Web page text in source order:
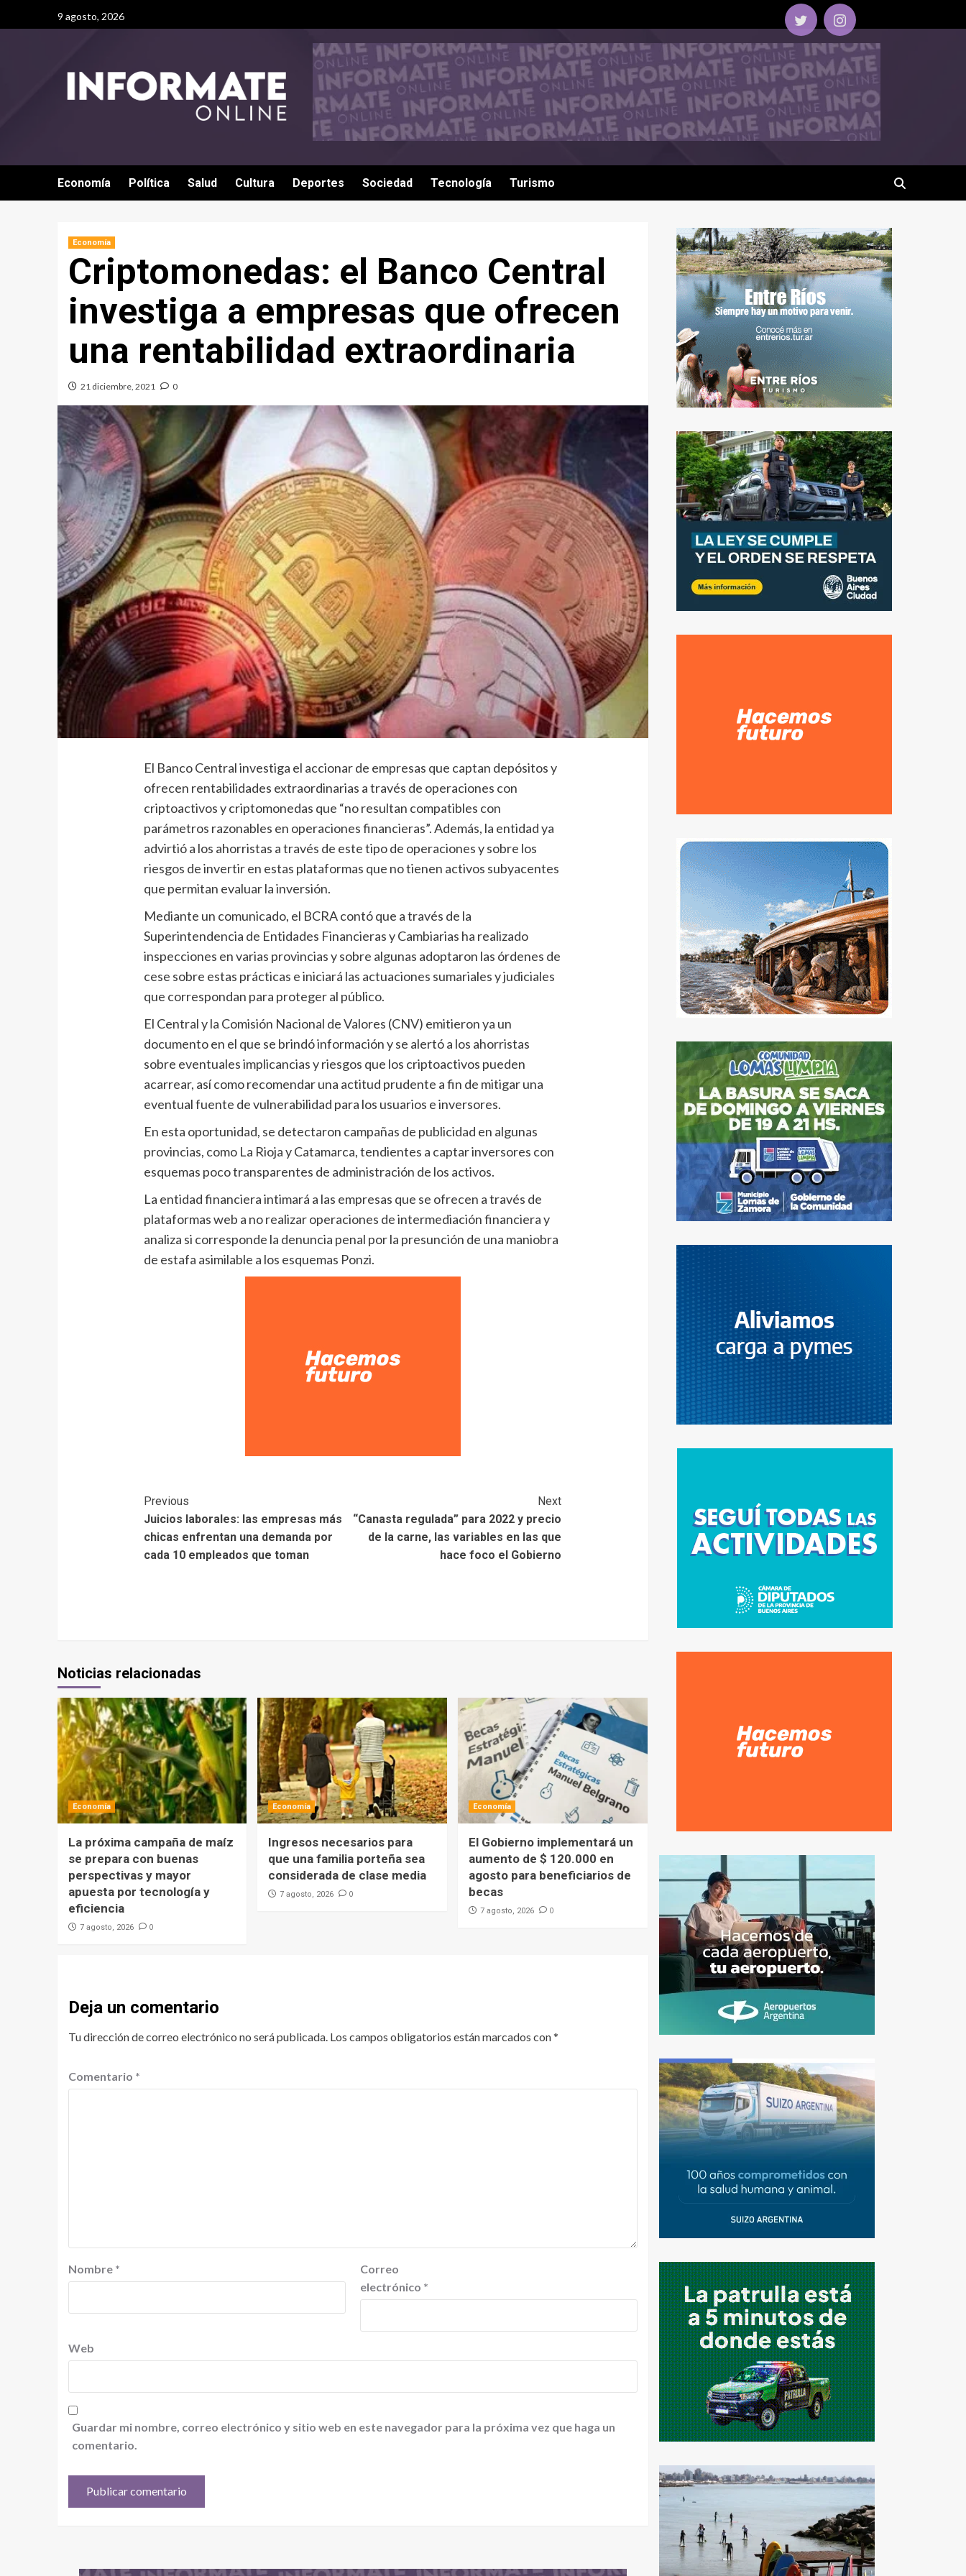
9 agosto, 2026
Economía Política Salud Cultura Deportes Sociedad Tecnología Turismo
Economía
Criptomonedas: el Banco Central
investiga a empresas que ofrecen
una rentabilidad extraordinaria
21 diciembre, 2021 0
El Banco Central investiga el accionar de empresas que captan depósitos y
ofrecen rentabilidades extraordinarias a través de operaciones con
criptoactivos y criptomonedas que “no resultan compatibles con
parámetros razonables en operaciones financieras”. Además, la entidad ya
advirtió a los ahorristas a través de este tipo de operaciones y sobre los
riesgos de invertir en estas plataformas que no tienen activos subyacentes
que permitan evaluar la inversión.
Mediante un comunicado, el BCRA contó que a través de la
Superintendencia de Entidades Financieras y Cambiarias ha realizado
inspecciones en varias provincias y sobre algunas adoptaron las órdenes de
cese sobre estas prácticas e iniciará las actuaciones sumariales y judiciales
que correspondan para proteger al público.
El Central y la Comisión Nacional de Valores (CNV) emitieron ya un
documento en el que se brindó información y se alertó a los ahorristas
sobre eventuales implicancias y riesgos que los criptoactivos pueden
acarrear, así como recomendar una actitud prudente a fin de mitigar una
eventual fuente de vulnerabilidad para los usuarios e inversores.
En esta oportunidad, se detectaron campañas de publicidad en algunas
provincias, como La Rioja y Catamarca, tendientes a captar inversores con
esquemas poco transparentes de administración de los activos.
La entidad financiera intimará a las empresas que se ofrecen a través de
plataformas web a no realizar operaciones de intermediación financiera y
analiza si corresponde la denuncia penal por la presunción de una maniobra
de estafa asimilable a los esquemas Ponzi.
Previous
Juicios laborales: las empresas más
chicas enfrentan una demanda por
cada 10 empleados que toman
Next
“Canasta regulada” para 2022 y precio
de la carne, las variables en las que
hace foco el Gobierno
Noticias relacionadas
Economía
La próxima campaña de maíz
se prepara con buenas
perspectivas y mayor
apuesta por tecnología y
eficiencia
7 agosto, 2026 0
Economía
Ingresos necesarios para
que una familia porteña sea
considerada de clase media
7 agosto, 2026 0
Economía
El Gobierno implementará un
aumento de $ 120.000 en
agosto para beneficiarios de
becas
7 agosto, 2026 0
Deja un comentario
Tu dirección de correo electrónico no será publicada. Los campos obligatorios están marcados con*
Comentario *
Nombre *
Correo
electrónico *
Web
Guardar mi nombre, correo electrónico y sitio web en este navegador para la próxima vez que haga un
comentario.